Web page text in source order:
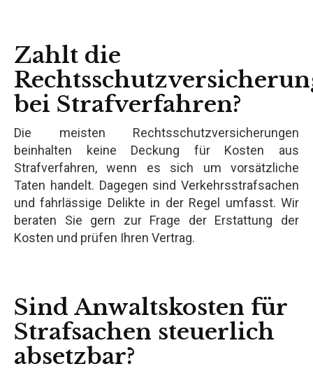
Zahlt die
bei Strafverfahren?
Die meisten Rechtsschutzversicherungen
beinhalten keine Deckung für Kosten aus
Strafverfahren, wenn es sich um vorsätzliche
Taten handelt. Dagegen sind Verkehrsstrafsachen
und fahrlässige Delikte in der Regel umfasst. Wir
beraten Sie gern zur Frage der Erstattung der
Kosten und prüfen Ihren Vertrag.
Sind Anwaltskosten für
Strafsachen steuerlich
absetzbar?